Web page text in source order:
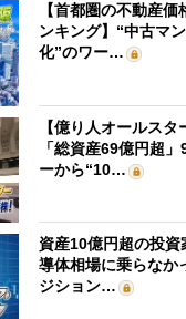
【首都圏の不動産
ンキング】“中古マ
化”のワー…
【億り人オールスタ
「総資産69億円超
ーから“10…
資産10億円超の投
導体相場に乗らな
ジション…